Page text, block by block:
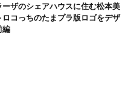
ーザのシェアハウスに住む松本美
ロコっちのたまプラ版ロゴをデザ
編